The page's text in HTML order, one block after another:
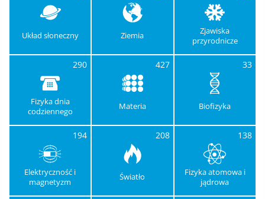
Układ słoneczny Ziemia
Zjawiska
przyrodnicze
290
Fizyka dnia
codziennego
427
Materia
33
Biofizyka
194
Elektryczność i
magnetyzm
208
Światło
138
Fizyka atomowa i
jądrowa